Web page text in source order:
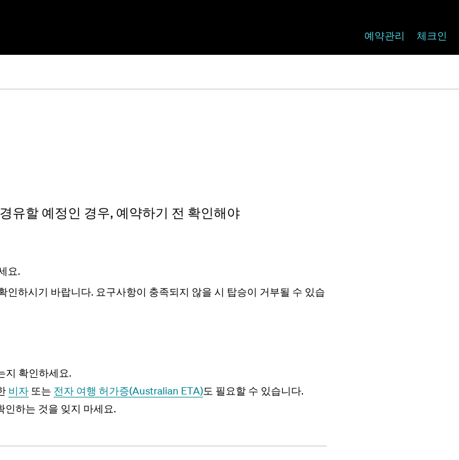
예약관리 체크인
유할 예정인 경우, 예약하기 전 확인해야
요.
인하시기 바랍니다. 요구사항이 충족되지 않을 시 탑승이 거부될 수 있습
지 확인하세요.
비자또는 전자 여행 허가증(Australian ETA)도 필요할 수 있습니다.
인하는 것을 잊지 마세요.